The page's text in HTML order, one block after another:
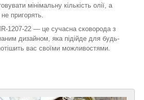
мінімальну кількість олії, а
пригорять.
1207-22 — це сучасна сковорода з
дизайном, яка підійде для будь-
вас своїми можливостями.